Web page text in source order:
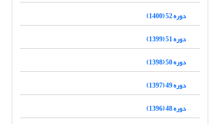
دوره 52 (1400)
دوره 51 (1399)
دوره 50 (1398)
دوره 49 (1397)
دوره 48 (1396)